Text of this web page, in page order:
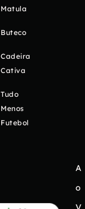
Matula
Buteco
Cadeira
Cativa
Tudo
Menos
Futebol
A
o